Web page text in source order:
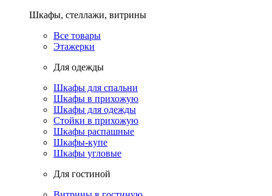
Шкафы, стеллажи, витрины
Все товары
Этажерки
Для одежды
Шкафы для спальни
Шкафы в прихожую
Шкафы для одежды
Стойки в прихожую
Шкафы распашные
Шкафы-купе
Шкафы угловые
Для гостиной